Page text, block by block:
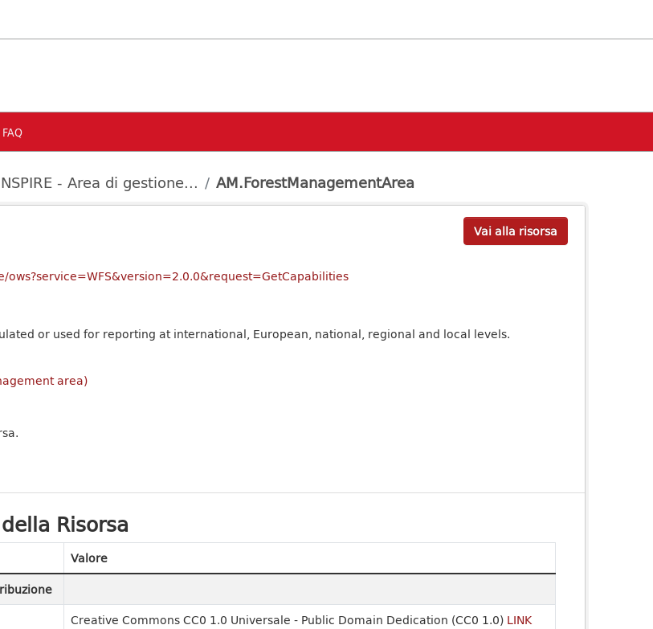
FAQ
- Area di gestione... AM.ForestManagementArea
Vai alla risorsa
or used for reporting at international, European, national, regional and local levels.
area)
Risorsa
Valore
Creative Commons CC0 1.0 Universale - Public Domain Dedication (CC0 1.0) LINK